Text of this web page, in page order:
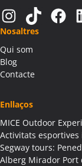
Activitats
Activitats Família
Colònies
Activitats
Activitats Família
Colònies
Activitats
Activitats
Instagram TikTok Facebook
Nosaltres
Qui som
Blog
Contacte
Enllaços
MICE Outdoor
Activitats esportives
Segway tours:
Alberg Mirador Port